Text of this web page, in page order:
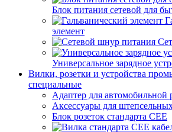
Блок питания сетевой для
элемент
Универсальное зарядное
Вилки, розетки и устройства
специальные
Адаптер для автомобильной
Аксессуары для
Блок розеток стандарта CEE